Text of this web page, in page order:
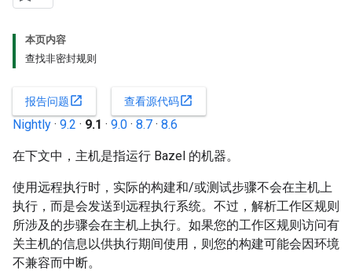
本页内容
查找非密封规则
报告问题open_in_new 查看源代码open_in_new
Nightly · 9.2 · 9.1 · 9.0 · 8.7 · 8.6
在下文中，主机是指运行 Bazel 的机器。
使用远程执行时，实际的构建和/或测试步骤不会在主机上
执行，而是会发送到远程执行系统。不过，解析工作区规则
所涉及的步骤会在主机上执行。如果您的工作区规则访问有
关主机的信息以供执行期间使用，则您的构建可能会因环境
不兼容而中断。